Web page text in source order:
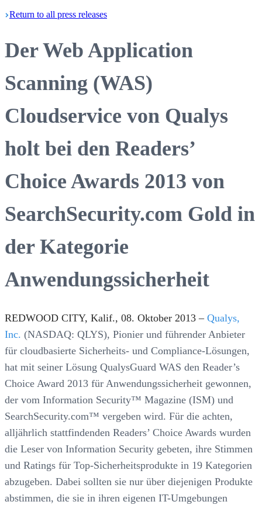
Return to all press releases
Der Web Application
Scanning (WAS)
Cloudservice von Qualys
holt bei den Readers’
Choice Awards 2013 von
SearchSecurity.com Gold in
der Kategorie
Anwendungssicherheit
REDWOOD CITY, Kalif., 08. Oktober 2013 – Qualys,
Inc. (NASDAQ: QLYS), Pionier und führender Anbieter
für cloudbasierte Sicherheits- und Compliance-Lösungen,
hat mit seiner Lösung QualysGuard WAS den Reader’s
Choice Award 2013 für Anwendungssicherheit gewonnen,
der vom Information Security™ Magazine (ISM) und
SearchSecurity.com™ vergeben wird. Für die achten,
alljährlich stattfindenden Readers’ Choice Awards wurden
die Leser von Information Security gebeten, ihre Stimmen
und Ratings für Top-Sicherheitsprodukte in 19 Kategorien
abzugeben. Dabei sollten sie nur über diejenigen Produkte
abstimmen, die sie in ihren eigenen IT-Umgebungen